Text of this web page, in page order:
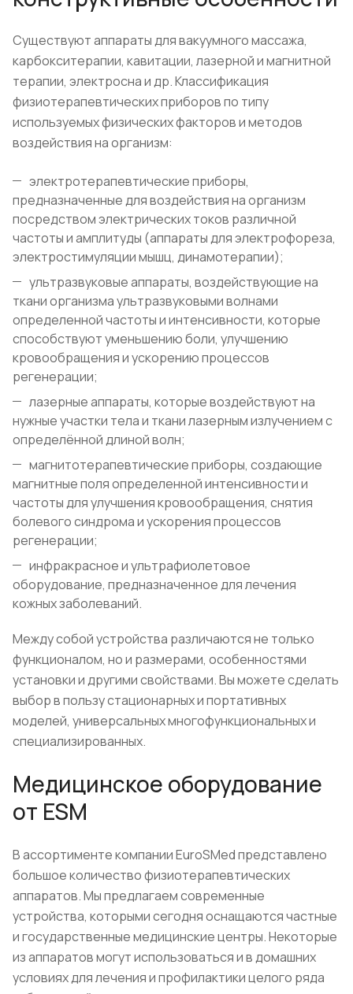
Существуют аппараты для вакуумного массажа,
карбокситерапии, кавитации, лазерной и магнитной
терапии, электросна и др. Классификация
физиотерапевтических приборов по типу
используемых физических факторов и методов
воздействия на организм:
электротерапевтические приборы,
предназначенные для воздействия на организм
посредством электрических токов различной
частоты и амплитуды (аппараты для электрофореза,
электростимуляции мышц, динамотерапии);
ультразвуковые аппараты, воздействующие на
ткани организма ультразвуковыми волнами
определенной частоты и интенсивности, которые
способствуют уменьшению боли, улучшению
кровообращения и ускорению процессов
регенерации;
лазерные аппараты, которые воздействуют на
нужные участки тела и ткани лазерным излучением с
определённой длиной волн;
магнитотерапевтические приборы, создающие
магнитные поля определенной интенсивности и
частоты для улучшения кровообращения, снятия
болевого синдрома и ускорения процессов
регенерации;
инфракрасное и ультрафиолетовое
оборудование, предназначенное для лечения
кожных заболеваний.
Между собой устройства различаются не только
функционалом, но и размерами, особенностями
установки и другими свойствами. Вы можете сделать
выбор в пользу стационарных и портативных
моделей, универсальных многофункциональных и
специализированных.
Медицинское оборудование
от ESM
В ассортименте компании EuroSMed представлено
большое количество физиотерапевтических
аппаратов. Мы предлагаем современные
устройства, которыми сегодня оснащаются частные
и государственные медицинские центры. Некоторые
из аппаратов могут использоваться и в домашних
условиях для лечения и профилактики целого ряда